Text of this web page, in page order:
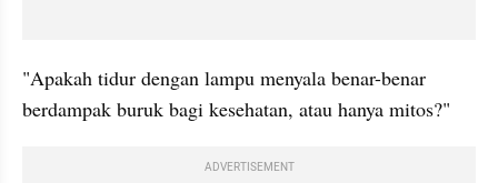
"Apakah tidur dengan lampu menyala benar-benar
berdampak buruk bagi kesehatan, atau hanya mitos?"
ADVERTISEMENT